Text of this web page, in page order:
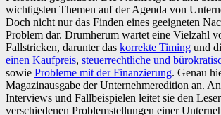
wichtigsten Themen auf der Agenda von
Doch nicht nur das Finden eines geeigneten
Problem dar. Drumherum wartet eine Vielzahl
Fallstricken, darunter das korrekte Timing und
einen Kaufpreis, steuerrechtliche und
sowie Probleme mit der Finanzierung. Genau
Magazinausgabe der Unternehmeredition an.
Interviews und Fallbeispielen leitet sie den
verschiedenen Problemstellungen einer